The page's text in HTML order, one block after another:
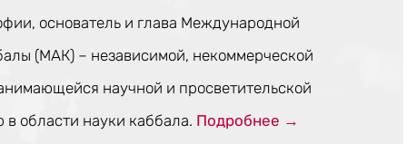
основатель и глава Международной
(МАК) – независимой, некоммерческой
научной и просветительской
в области науки каббала. Подробнее →